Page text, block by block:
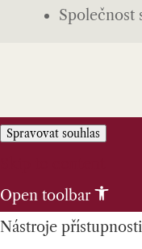
Společnost
Spravovat souhlas
Open toolbar
Nástroje přístupnosti